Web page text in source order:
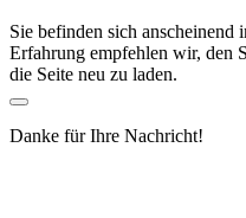
Sie befinden sich anscheinend
Erfahrung empfehlen wir, den
die Seite neu zu laden.
Danke für Ihre Nachricht!